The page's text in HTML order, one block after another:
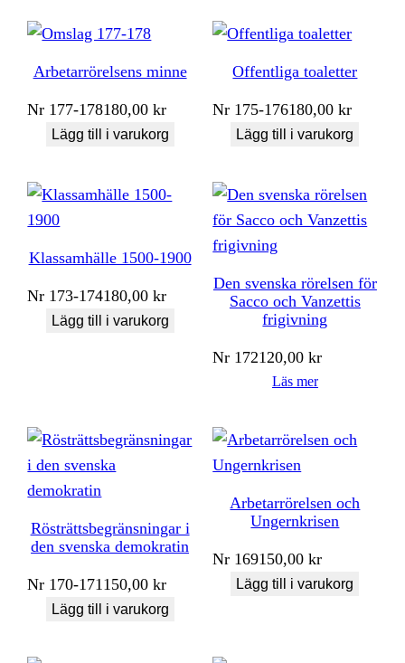
Arbetarrörelsens minne
Nr 177-178180,00kr
Lägg till i varukorg
Offentliga toaletter
Nr 175-176180,00kr
Lägg till i varukorg
Klassamhälle 1500-1900
Nr 173-174180,00kr
Lägg till i varukorg
Den svenska rörelsen för
Sacco och Vanzettis
frigivning
Nr 172120,00kr
Läs mer
Rösträttsbegränsningar i
den svenska demokratin
Nr 170-171150,00kr
Lägg till i varukorg
Arbetarrörelsen och
Ungernkrisen
Nr 169150,00kr
Lägg till i varukorg